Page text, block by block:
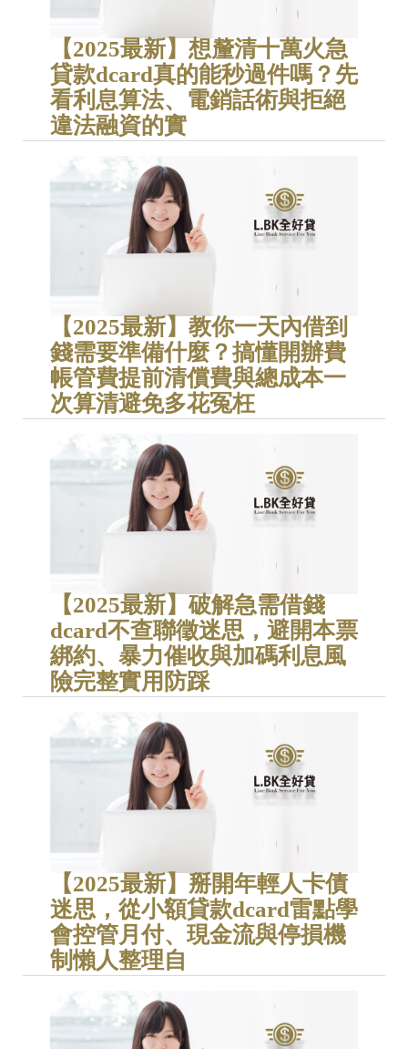
【2025最新】想釐清十萬火急
貸款dcard真的能秒過件嗎？先
看利息算法、電銷話術與拒絕
違法融資的實
【2025最新】教你一天內借到
錢需要準備什麼？搞懂開辦費
帳管費提前清償費與總成本一
次算清避免多花冤枉
【2025最新】破解急需借錢
dcard不查聯徵迷思，避開本票
綁約、暴力催收與加碼利息風
險完整實用防踩
【2025最新】掰開年輕人卡債
迷思，從小額貸款dcard雷點學
會控管月付、現金流與停損機
制懶人整理自